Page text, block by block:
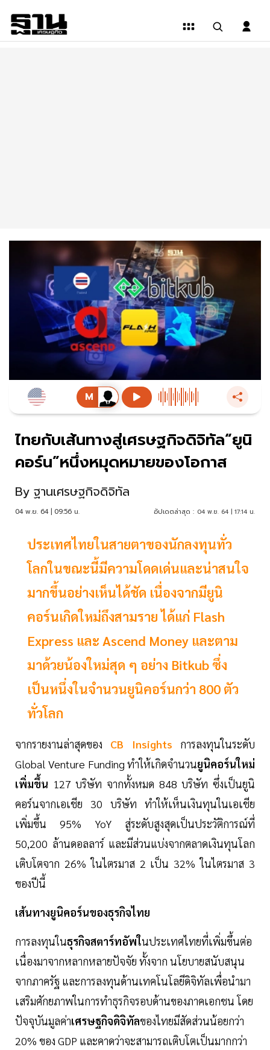
ไทยกับเส้นทางสู่เศรษฐกิจดิจิทัล“ยูนิ
คอร์น”หนึ่งหมุดหมายของโอกาส
By ฐานเศรษฐกิจดิจิทัล
04 พ.ย. 64 | 09:56 น. อัปเดตล่าสุด : 04 พ.ย. 64 | 17:14 น.
ประเทศไทยในสายตาของนักลงทุนทั่ว
โลกในขณะนี้มีความโดดเด่นและน่าสนใจ
มากขึ้นอย่างเห็นได้ชัด เนื่องจากมียูนิ
คอร์นเกิดใหม่ถึงสามราย ได้แก่ Flash
Express และ Ascend Money และตาม
มาด้วยน้องใหม่สุด ๆ อย่าง Bitkub ซึ่ง
เป็นหนึ่งในจำนวนยูนิคอร์นกว่า 800 ตัว
ทั่วโลก
จากรายงานล่าสุดของ CB Insights การลงทุนในระดับ
Global Venture Funding ทำให้เกิดจำนวนยูนิคอร์นใหม่
เพิ่มขึ้น 127 บริษัท จากทั้งหมด 848 บริษัท ซึ่งเป็นยูนิ
คอร์นจากเอเชีย 30 บริษัท ทำให้เห็นเงินทุนในเอเชีย
เพิ่มขึ้น 95% YoY สู่ระดับสูงสุดเป็นประวัติการณ์ที่
50,200 ล้านดอลลาร์ และมีส่วนแบ่งจากตลาดเงินทุนโลก
เติบโตจาก 26% ในไตรมาส 2 เป็น 32% ในไตรมาส 3
ของปีนี้
เส้นทางยูนิคอร์นของธุรกิจไทย
การลงทุนในธุรกิจสตาร์ทอัพในประเทศไทยที่เพิ่มขึ้นต่อ
เนื่องมาจากหลากหลายปัจจัย ทั้งจาก นโยบายสนับสนุน
จากภาครัฐ และการลงทุนด้านเทคโนโลยีดิจิทัลเพื่อนำมา
เสริมศักยภาพในการทำธุรกิจรอบด้านของภาคเอกชน โดย
ปัจจุบันมูลค่าเศรษฐกิจดิจิทัลของไทยมีสัดส่วนน้อยกว่า
20% ของ GDP และคาดว่าจะสามารถเติบโตเป็นมากกว่า